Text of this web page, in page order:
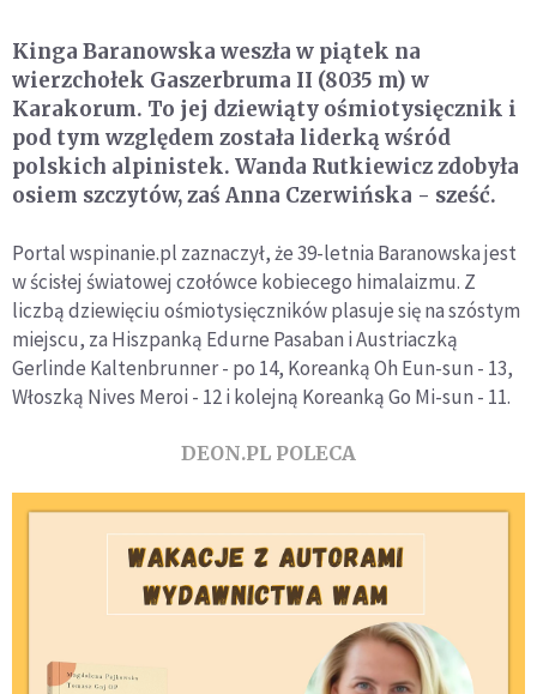
Kinga Baranowska weszła w piątek na
wierzchołek Gaszerbruma II (8035 m) w
Karakorum. To jej dziewiąty ośmiotysięcznik i
pod tym względem została liderką wśród
polskich alpinistek. Wanda Rutkiewicz zdobyła
osiem szczytów, zaś Anna Czerwińska - sześć.
Portal wspinanie.pl zaznaczył, że 39-letnia Baranowska jest
w ścisłej światowej czołówce kobiecego himalaizmu. Z
liczbą dziewięciu ośmiotysięczników plasuje się na szóstym
miejscu, za Hiszpanką Edurne Pasaban i Austriaczką
Gerlinde Kaltenbrunner - po 14, Koreanką Oh Eun-sun - 13,
Włoszką Nives Meroi - 12 i kolejną Koreanką Go Mi-sun - 11.
DEON.PL POLECA